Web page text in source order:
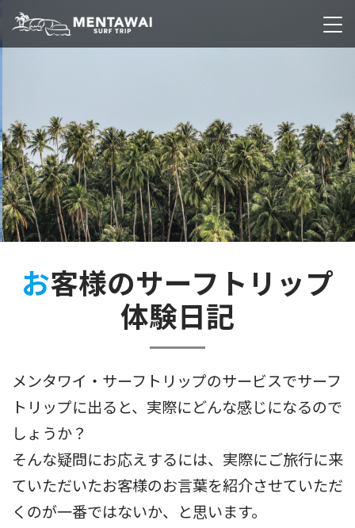
メンタワイ・サーフ
お客様のサーフトリップ
体験日記
メンタワイ・サーフトリップのサービスでサーフ
トリップに出ると、実際にどんな感じになるので
しょうか？
そんな疑問にお応えするには、実際にご旅行に来
ていただいたお客様のお言葉を紹介させていただ
くのが一番ではないか、と思います。